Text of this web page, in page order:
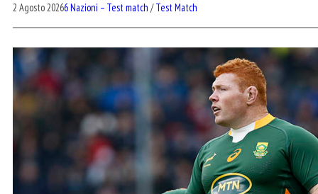
2 Agosto 20266 Nazioni – Test match /Test Match